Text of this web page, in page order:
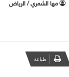
‫مها الشمري / الرياض
طباعة